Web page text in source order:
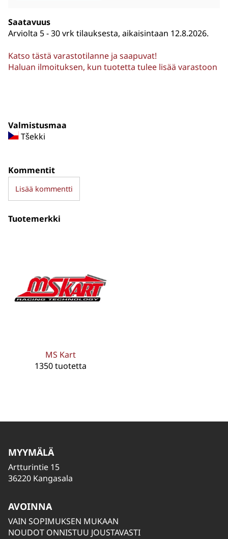
Saatavuus
Arviolta 5 - 30 vrk tilauksesta, aikaisintaan 12.8.2026.
Katso tästä varastotilanne ja saapuvat!
Haluan ilmoituksen, kun tuotetta tulee lisää varastoon
Valmistusmaa
Tšekki
Kommentit
Lisää kommentti
Tuotemerkki
MS Kart
1350 tuotetta
MYYMÄLÄ
Artturintie 15
36220 Kangasala
AVOINNA
VAIN SOPIMUKSEN MUKAAN
NOUDOT ONNISTUU JOUSTAVASTI